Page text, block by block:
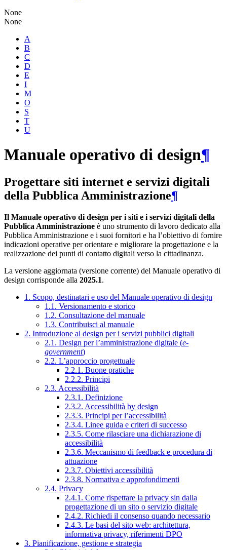
None
None
A
B
C
D
E
I
M
O
S
T
U
Manuale operativo di design¶
Progettare siti internet e servizi digitali
della Pubblica Amministrazione¶
Il Manuale operativo di design per i siti e i servizi digitali della
Pubblica Amministrazione è uno strumento di lavoro dedicato alla
Pubblica Amministrazione e i suoi fornitori e ha l’obiettivo di fornire
indicazioni operative per orientare e migliorare la progettazione e la
realizzazione dei punti di contatto digitali verso la cittadinanza.
La versione aggiornata (versione corrente) del Manuale operativo di
design corrisponde alla 2025.1.
1. Scopo, destinatari e uso del Manuale operativo di design
1.1. Versionamento e storico
1.2. Consultazione del manuale
1.3. Contribuisci al manuale
2. Introduzione al design per i servizi pubblici digitali
2.1. Design per l’amministrazione digitale (e-
government)
2.2. L’approccio progettuale
2.2.1. Buone pratiche
2.2.2. Principi
2.3. Accessibilità
2.3.1. Definizione
2.3.2. Accessibilità by design
2.3.3. Principi per l’accessibilità
2.3.4. Linee guida e criteri di successo
2.3.5. Come rilasciare una dichiarazione di
accessibilità
2.3.6. Meccanismo di feedback e procedura di
attuazione
2.3.7. Obiettivi accessibilità
2.3.8. Normativa e approfondimenti
2.4. Privacy
2.4.1. Come rispettare la privacy sin dalla
progettazione di un sito o servizio digitale
2.4.2. Richiedi il consenso quando necessario
2.4.3. Le basi del sito web: architettura,
informativa privacy, riferimenti DPO
3. Pianificazione, gestione e strategia